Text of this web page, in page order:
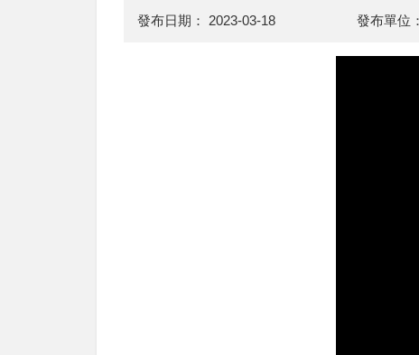
發布日期： 2023-03-18 發布單位